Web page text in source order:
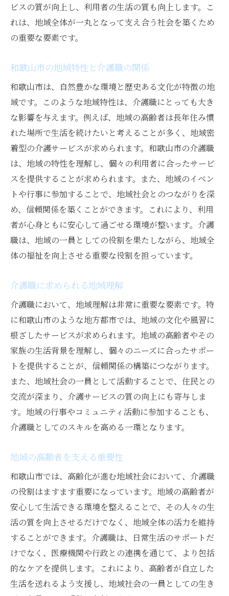
地域コミュニティとの協力関係
介護職としての成長とやりがい
地域住民からの信頼と感謝
地域密着型介護の将来性
和歌山市の介護職市場の現状
未来を見据えた介護職の需要
和歌山市の高齢化社会と介護職
介護職の技術革新とその影響
地域社会の期待と介護職の役割
和歌山市での介護職の展望
和歌山で介護職に就くなら知っておきたいポイ
ント
介護職に就く前に知っておくべき基礎知識
和歌山の介護施設の特徴
地域特有の介護ニーズと対応方法
働きやすい職場選びのポイント
介護職としてのキャリアアップ方法
和歌山市の介護職で学ぶべき専門知識とスキル
介護職の基本的な技術と知識
和歌山市での介護職に特化したスキル
専門知識の習得方法とその重要性
地域密着型介護に求められるスキル
介護職のための継続的な学習の重要性
介護職で地域社会に貢献する和歌山市でのキャ
リア
地域社会に貢献する介護職の役割
和歌山市での介護職のキャリア形成
地域住民とのつながりを深める方法
継続的な地域貢献とそのやりがい
介護職としての社会的な影響力
地域密着型介護職の成功事例
ビスの質が向上し、利用者の生活の質も向上します。こ
れは、地域全体が一丸となって支え合う社会を築くため
の重要な要素です。
和歌山市の地域特性と介護職の関係
和歌山市は、自然豊かな環境と歴史ある文化が特徴の地
域です。このような地域特性は、介護職にとっても大き
な影響を与えます。例えば、地域の高齢者は長年住み慣
れた場所で生活を続けたいと考えることが多く、地域密
着型の介護サービスが求められます。和歌山市の介護職
は、地域の特性を理解し、個々の利用者に合ったサービ
スを提供することが求められます。また、地域のイベン
トや行事に参加することで、地域社会とのつながりを深
め、信頼関係を築くことができます。これにより、利用
者が心身ともに安心して過ごせる環境が整います。介護
職は、地域の一員としての役割を果たしながら、地域全
体の福祉を向上させる重要な役割を担っています。
介護職に求められる地域理解
介護職において、地域理解は非常に重要な要素です。特
に和歌山市のような地方都市では、地域の文化や風習に
根ざしたサービスが求められます。地域の高齢者やその
家族の生活背景を理解し、個々のニーズに合ったサポー
トを提供することが、信頼関係の構築につながります。
また、地域社会の一員として活動することで、住民との
交流が深まり、介護サービスの質の向上にも寄与しま
す。地域の行事やコミュニティ活動に参加することも、
介護職としてのスキルを高める一環となります。
地域の高齢者を支える重要性
和歌山市では、高齢化が進む地域社会において、介護職
の役割はますます重要になっています。地域の高齢者が
安心して生活できる環境を整えることで、その人々の生
活の質を向上させるだけでなく、地域全体の活力を維持
することができます。介護職は、日常生活のサポートだ
けでなく、医療機関や行政との連携を通じて、より包括
的なケアを提供します。これにより、高齢者が自立した
生活を送れるよう支援し、地域社会の一員としての生き